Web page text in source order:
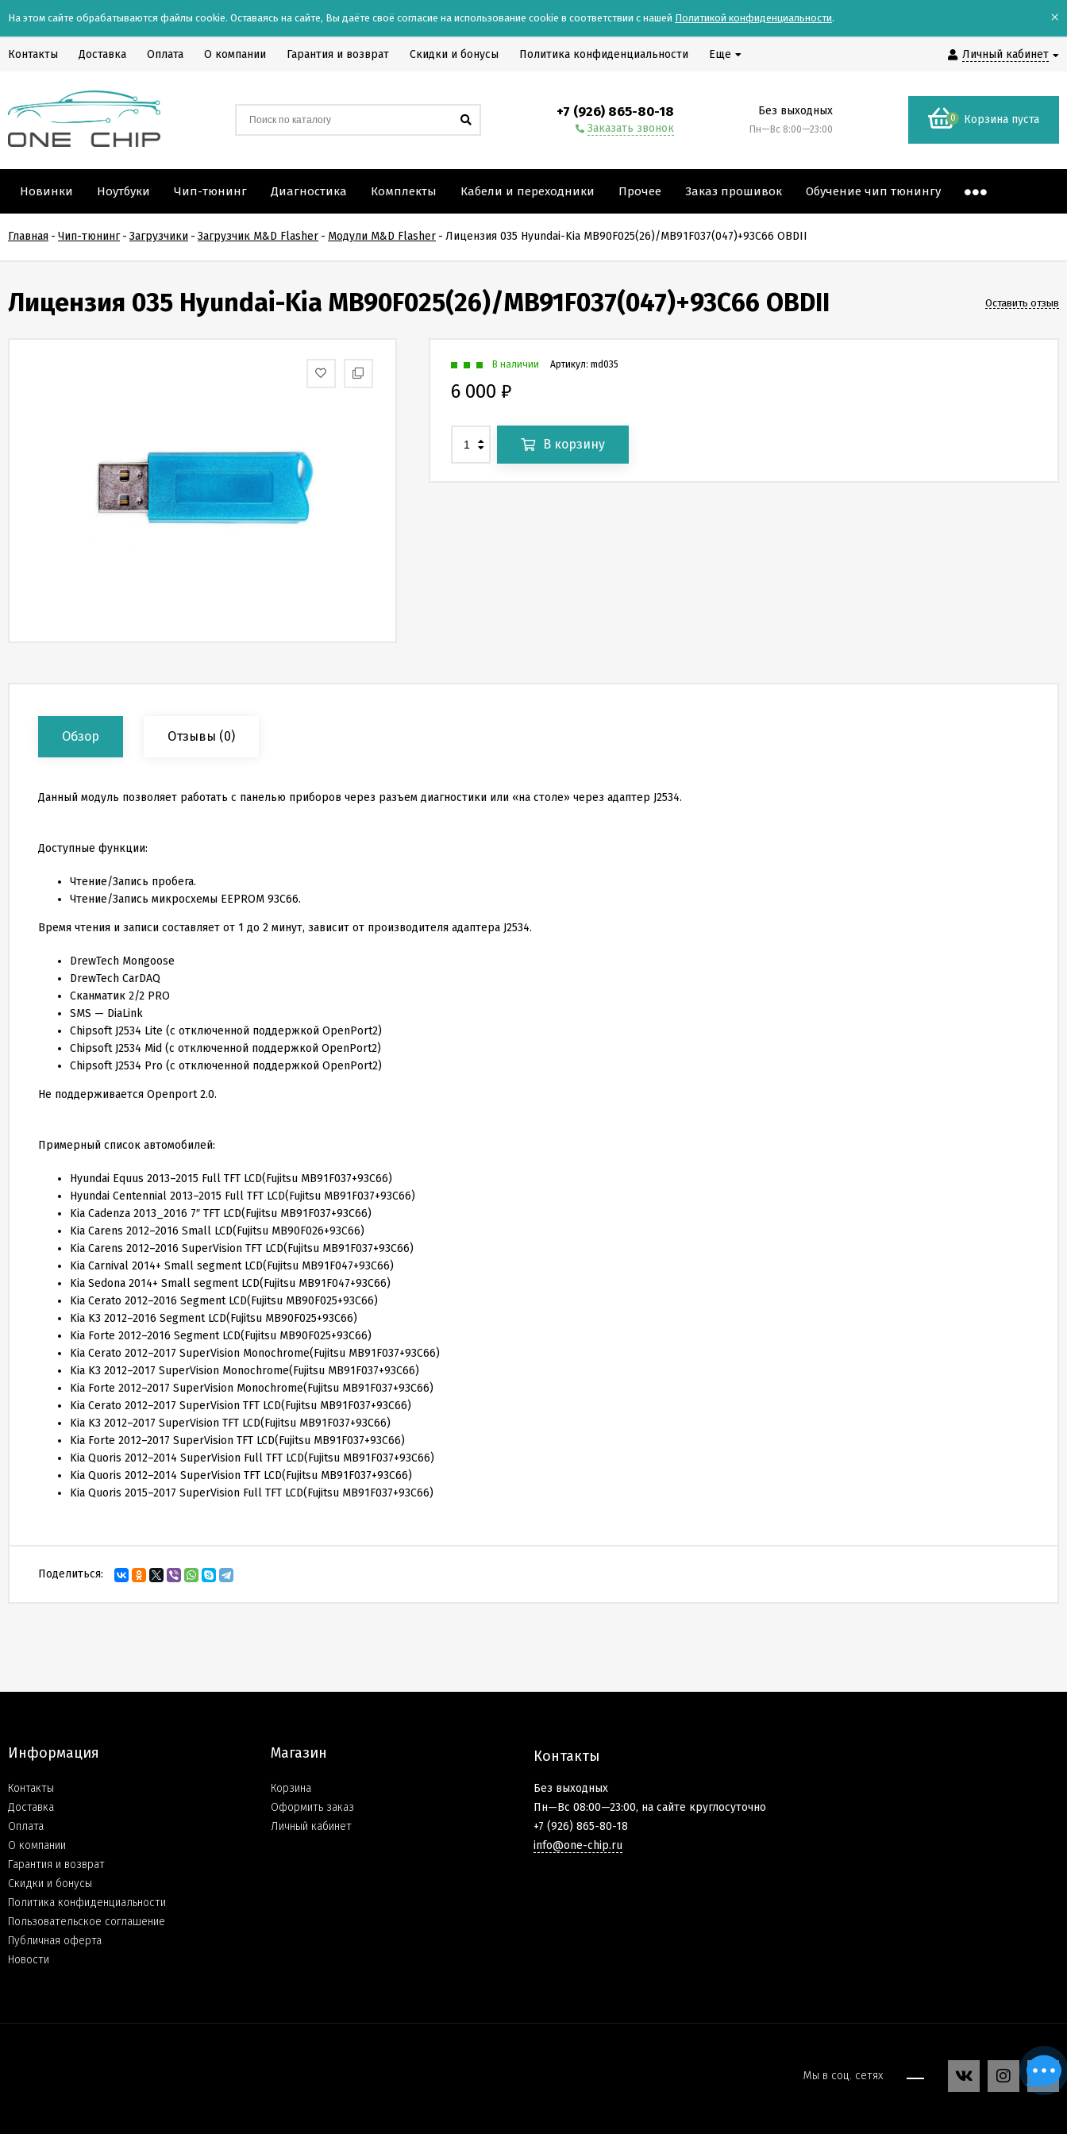
На этом сайте обрабатываются файлы cookie. Оставаясь на сайте, Вы даёте своё согласие на использование cookie в соответствии с нашей Политикой конфиденциальности. ×
Личный кабинет
Контакты Доставка Оплата О компании Гарантия и возврат Скидки и бонусы Политика конфиденциальности Еще
+7 (926) 865-80-18
Заказать звонок
Без выходных
Пн—Вс 8:00—23:00
0 Корзина пуста
Новинки Ноутбуки Чип-тюнинг Диагностика Комплекты Кабели и переходники Прочее Заказ прошивок Обучение чип тюнингу
Главная - Чип-тюнинг - Загрузчики - Загрузчик M&D Flasher - Модули M&D Flasher - Лицензия 035 Hyundai-Kia MB90F025(26)/MB91F037(047)+93С66 OBDII
Лицензия 035 Hyundai-Kia MB90F025(26)/MB91F037(047)+93С66 OBDII Оставить отзыв
Артикул: md035
В наличии
6 000 ₽
В корзину
Обзор Отзывы (0)
Данный модуль позволяет работать с панелью приборов через разъем диагностики или «на столе» через адаптер J2534.
Доступные функции:
Чтение/Запись пробега.
Чтение/Запись микросхемы EEPROM 93C66.
Время чтения и записи составляет от 1 до 2 минут, зависит от производителя адаптера J2534.
DrewTech Mongoose
DrewTech CarDAQ
Сканматик 2/2 PRO
SMS — DiaLink
Chipsoft J2534 Lite (с отключенной поддержкой OpenPort2)
Chipsoft J2534 Mid (с отключенной поддержкой OpenPort2)
Chipsoft J2534 Pro (с отключенной поддержкой OpenPort2)
Не поддерживается Openport 2.0.
Примерный список автомобилей:
Hyundai Equus 2013–2015 Full TFT LCD(Fujitsu MB91F037+93C66)
Hyundai Centennial 2013–2015 Full TFT LCD(Fujitsu MB91F037+93C66)
Kia Cadenza 2013_2016 7″ TFT LCD(Fujitsu MB91F037+93C66)
Kia Carens 2012–2016 Small LCD(Fujitsu MB90F026+93C66)
Kia Carens 2012–2016 SuperVision TFT LCD(Fujitsu MB91F037+93C66)
Kia Carnival 2014+ Small segment LCD(Fujitsu MB91F047+93C66)
Kia Sedona 2014+ Small segment LCD(Fujitsu MB91F047+93C66)
Kia Cerato 2012–2016 Segment LCD(Fujitsu MB90F025+93C66)
Kia K3 2012–2016 Segment LCD(Fujitsu MB90F025+93C66)
Kia Forte 2012–2016 Segment LCD(Fujitsu MB90F025+93C66)
Kia Cerato 2012–2017 SuperVision Monochrome(Fujitsu MB91F037+93C66)
Kia K3 2012–2017 SuperVision Monochrome(Fujitsu MB91F037+93C66)
Kia Forte 2012–2017 SuperVision Monochrome(Fujitsu MB91F037+93C66)
Kia Cerato 2012–2017 SuperVision TFT LCD(Fujitsu MB91F037+93C66)
Kia K3 2012–2017 SuperVision TFT LCD(Fujitsu MB91F037+93C66)
Kia Forte 2012–2017 SuperVision TFT LCD(Fujitsu MB91F037+93C66)
Kia Quoris 2012–2014 SuperVision Full TFT LCD(Fujitsu MB91F037+93C66)
Kia Quoris 2012–2014 SuperVision TFT LCD(Fujitsu MB91F037+93C66)
Kia Quoris 2015–2017 SuperVision Full TFT LCD(Fujitsu MB91F037+93C66)
Поделиться:
Информация
Контакты
Доставка
Оплата
О компании
Гарантия и возврат
Скидки и бонусы
Политика конфиденциальности
Пользовательское соглашение
Публичная оферта
Новости
Магазин
Корзина
Оформить заказ
Личный кабинет
Контакты
Без выходных
Пн—Вс 08:00—23:00, на сайте круглосуточно
+7 (926) 865-80-18
info@one-chip.ru
Мы в соц. сетях